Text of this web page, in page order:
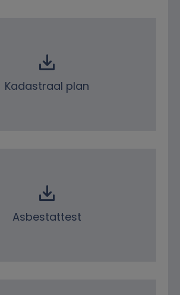
Kadastraal plan
Asbestattest